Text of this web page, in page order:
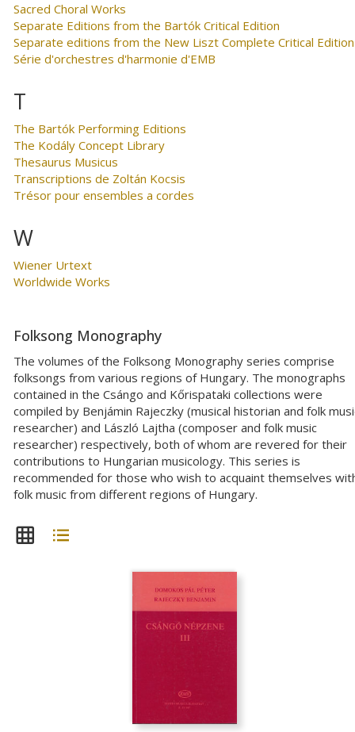
Sacred Choral Works
Separate Editions from the Bartók Critical Edition
Separate editions from the New Liszt Complete Critical Edition
Série d'orchestres d'harmonie d'EMB
T
The Bartók Performing Editions
The Kodály Concept Library
Thesaurus Musicus
Transcriptions de Zoltán Kocsis
Trésor pour ensembles a cordes
W
Wiener Urtext
Worldwide Works
Folksong Monography
The volumes of the Folksong Monography series comprise
folksongs from various regions of Hungary. The monographs
contained in the Csángo and Kőrispataki collections were
compiled by Benjámin Rajeczky (musical historian and folk
researcher) and László Lajtha (composer and folk music
researcher) respectively, both of whom are revered for their
contributions to Hungarian musicology. This series is
recommended for those who wish to acquaint themselves
folk music from different regions of Hungary.